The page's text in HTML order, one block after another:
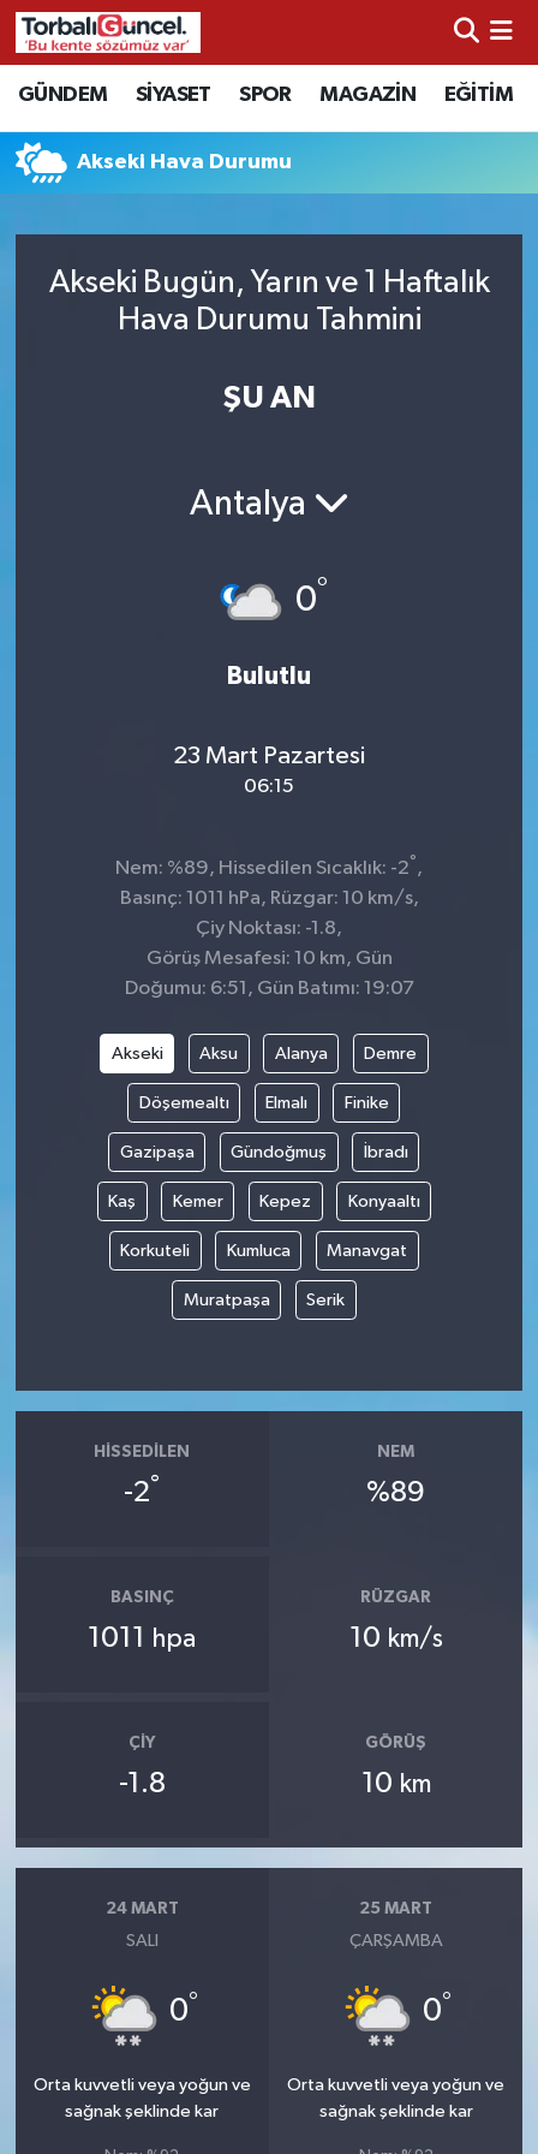
GÜNDEM SİYASET SPOR MAGAZİN EĞİTİM
Akseki Hava Durumu
Akseki Bugün, Yarın ve 1 Haftalık
Hava Durumu Tahmini
ŞU AN
Antalya
0°
Bulutlu
23 Mart Pazartesi
06:15
Nem: %89, Hissedilen Sıcaklık: -2° ,
Basınç: 1011 hPa, Rüzgar: 10 km/s,
Çiy Noktası: -1.8,
Görüş Mesafesi: 10 km, Gün
Doğumu: 6:51, Gün Batımı: 19:07
Akseki Aksu Alanya Demre
Döşemealtı Elmalı Finike
Gazipaşa Gündoğmuş İbradı
Kaş Kemer Kepez Konyaaltı
Korkuteli Kumluca Manavgat
Muratpaşa Serik
HISSEDILEN
-2°
NEM
%89
BASINÇ
1011 hpa
RÜZGAR
10 km/s
ÇIY
-1.8
GÖRÜŞ
10 km
24 MART
SALI
0°
Orta kuvvetli veya yoğun ve
sağnak şeklinde kar
25 MART
ÇARŞAMBA
0°
Orta kuvvetli veya yoğun ve
sağnak şeklinde kar
İzmir Nöbetçi Eczaneler
İzmir Hava Durumu
İzmir Trafik Yoğunluk Haritası
Süper Lig Puan Durumu ve Fikstür